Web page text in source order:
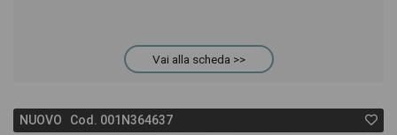
Vai alla scheda >>
NUOVO Cod. 001N364637